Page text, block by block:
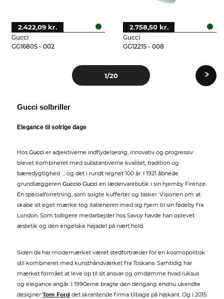
Gucci
GG1680S - 002
2.422,09 kr.
Gucci
GG1221S - 008
2.758,50 kr.
1/20 ›
Gucci solbriller
Elegance til solrige dage
Hos Gucci er adjektiverne indflydelsesrig, innovativ og progressiv
blevet kombineret med substantiverne kvalitet, tradition og
bæredygtighed … og det i rundt regnet 100 år. I 1921 åbnede
grundlæggeren Guccio Gucci en lædervarebutik i sin hjemby Firenze.
En specialforretning, som solgte kufferter og tasker. Visionen om at
skabe sit eget mærke tog italieneren med sig hjem til sin fødeby fra
London. Som tidligere medarbejder hos Savoy havde han oplevet
æstetik og den engelske højadel på nært hold.
Siden da har modemærket været stedfortræder for en kosmopolitisk
stil kombineret med kunsthåndværket fra Toskana. Samtidig har
mærket formået at leve op til sit ansvar og omdømme hvad luksus
og elegance angår. I 1990erne bragte den dengang endnu ukendte
designer Tom Ford det skrantende firma tilbage på højkant. Og i 2015